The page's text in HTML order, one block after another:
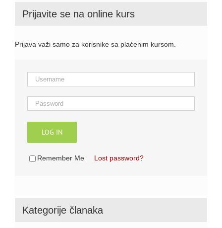
Prijavite se na online kurs
Prijava važi samo za korisnike sa plaćenim kursom.
LOG IN
Remember Me Lost password?
Kategorije članaka